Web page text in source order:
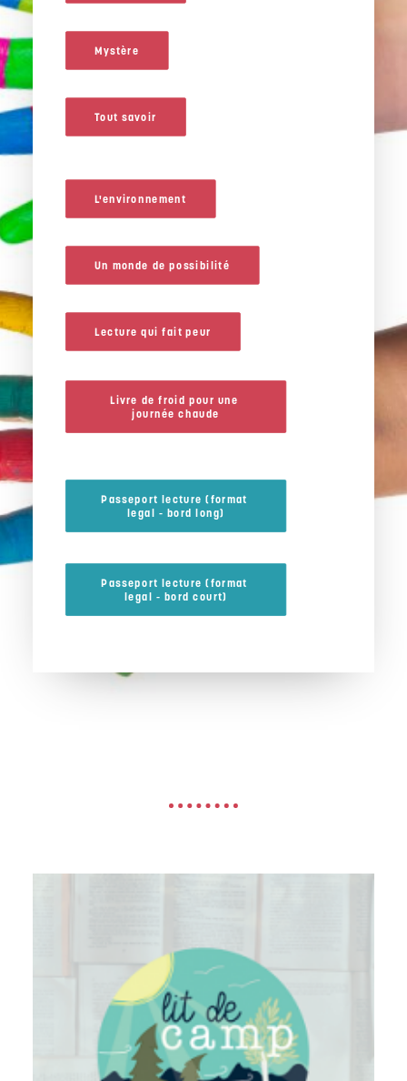
Mystère
Tout savoir
L'environnement
Un monde de possibilité
Lecture qui fait peur
Livre de froid pour une
journée chaude
Passeport lecture (format
legal - bord long)
Passeport lecture (format
legal - bord court)